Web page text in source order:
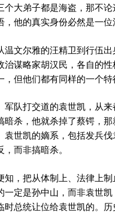
个大弟子都是海盗，那不
他的真实身份必然是一位
温文尔雅的汪精卫到行伍
谋略家胡汉民，各自的性
但他们都有同样的一个特
军队打交道的袁世凯，从
暗杀，他就杀掉了蔡锷，
袁世凯的嫡系，包括发兵
而非搞暗杀。
知，把从体制上、法律上
一定是孙中山，而非袁世
时总统让位给袁世凯的。